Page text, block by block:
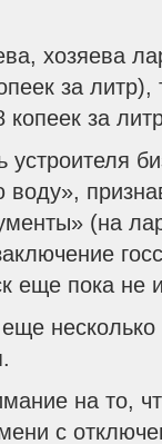
хозяева
за литр),
за
(на
еще пока не
несколько
на то,
с